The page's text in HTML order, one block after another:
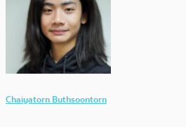
Chaiyatorn Buthsoontorn